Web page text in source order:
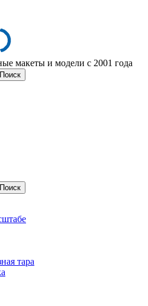
макеты и модели с 2001 года
Поиск
Поиск
тара